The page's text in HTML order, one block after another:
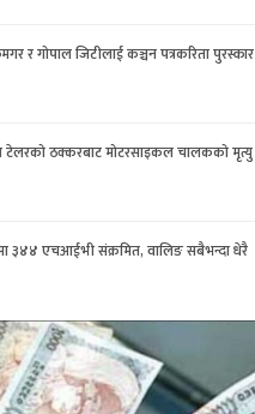
र गोपाल जिटीलाई कञ्चन पत्रकरिता पुरस्कार
टेलरको ठक्करबाट मोटरसाइकल चालकको मृत्यु
३४४ एचआईभी संक्रमित, वालिङ सबैभन्दा धेरै